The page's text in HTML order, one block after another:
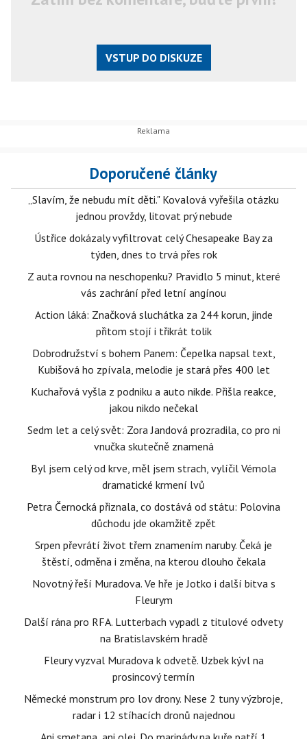
VSTUP DO DISKUZE
Doporučené články
„Slavím, že nebudu mít děti." Kovalová vyřešila otázku
jednou provždy, litovat prý nebude
Ústřice dokázaly vyfiltrovat celý Chesapeake Bay za
týden, dnes to trvá přes rok
Z auta rovnou na neschopenku? Pravidlo 5 minut, které
vás zachrání před letní angínou
Action láká: Značková sluchátka za 244 korun, jinde
přitom stojí i třikrát tolik
Dobrodružství s bohem Panem: Čepelka napsal text,
Kubišová ho zpívala, melodie je stará přes 400 let
Kuchařová vyšla z podniku a auto nikde. Přišla reakce,
jakou nikdo nečekal
Sedm let a celý svět: Zora Jandová prozradila, co pro ni
vnučka skutečně znamená
Byl jsem celý od krve, měl jsem strach, vylíčil Vémola
dramatické krmení lvů
Petra Černocká přiznala, co dostává od státu: Polovina
důchodu jde okamžitě zpět
Srpen převrátí život třem znamením naruby. Čeká je
štěstí, odměna i změna, na kterou dlouho čekala
Novotný řeší Muradova. Ve hře je Jotko i další bitva s
Fleurym
Další rána pro RFA. Lutterbach vypadl z titulové odvety
na Bratislavském hradě
Fleury vyzval Muradova k odvetě. Uzbek kývl na
prosincový termín
Německé monstrum pro lov drony. Nese 2 tuny výzbroje,
radar i 12 stíhacích dronů najednou